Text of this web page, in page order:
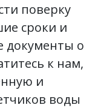
поверку
сроки и
документы о
к нам,
и
воды